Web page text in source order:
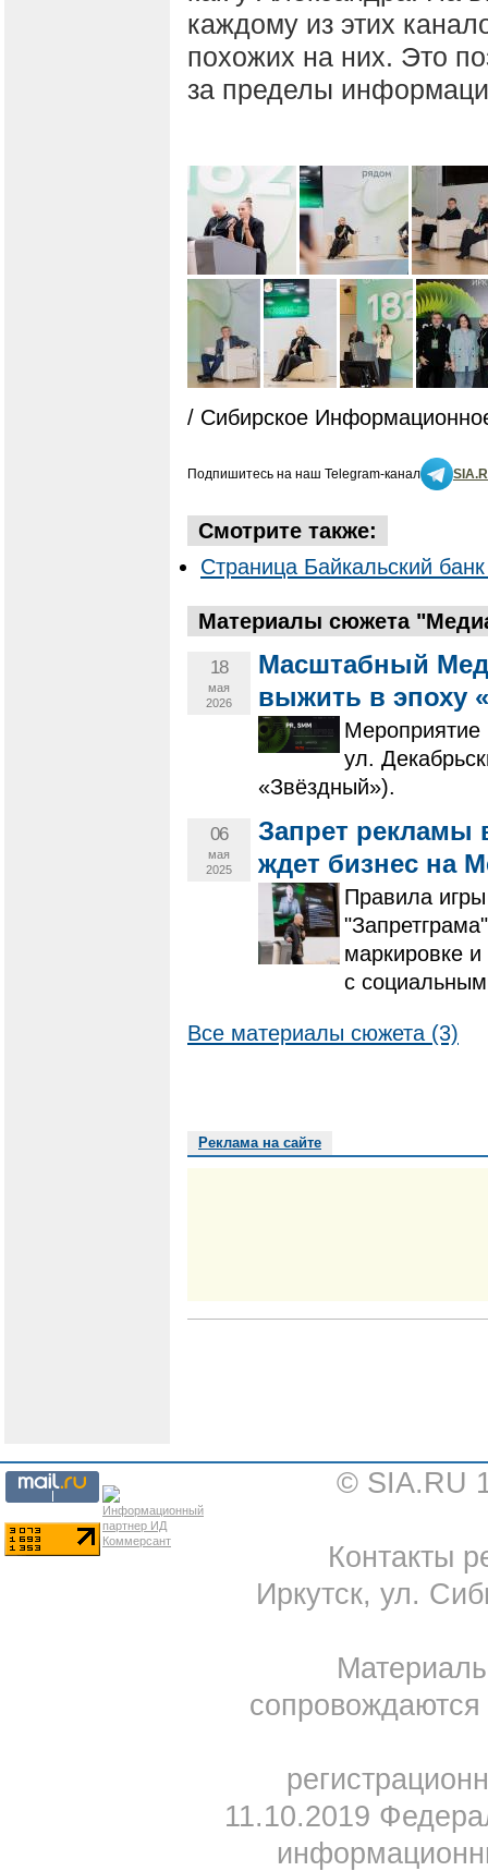
каждому из этих
похожих на них. Это
за пределы
/ Сибирское
Подпишитесь на наш Telegram-канал
Смотрите также:
Страница Байкальский
Материалы сюжета
18
мая
2026
Масштабный
выжить в эпоху
Мероприятие
ул.
«Звёздный»).
06
мая
2025
Запрет рекламы
ждет бизнес на
Правила
маркировке
с
Все материалы сюжета (3)
Реклама на сайте
© SIA.RU
Контакты
Иркутск, ул.
11.10.2019